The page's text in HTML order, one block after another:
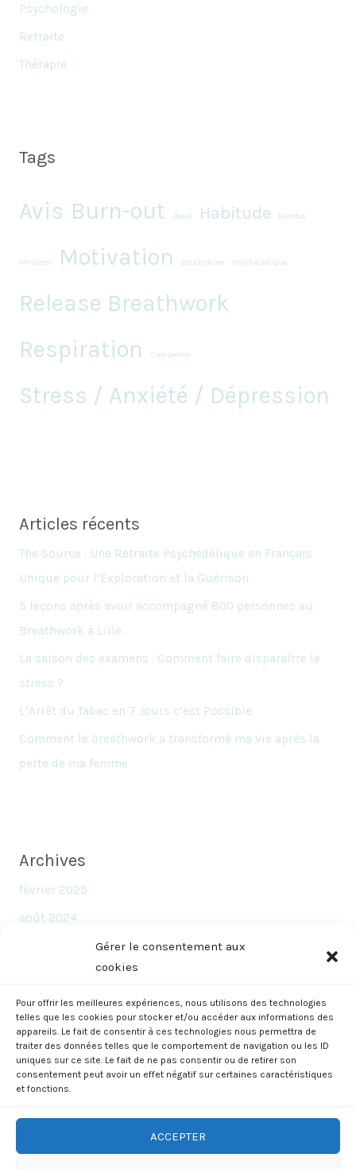
Gérer le consentement aux
cookies
Pour offrir les meilleures expériences, nous utilisons des technologies
telles que les cookies pour stocker et/ou accéder aux informations des
appareils. Le fait de consentir à ces technologies nous permettra de
traiter des données telles que le comportement de navigation ou les ID
uniques sur ce site. Le fait de ne pas consentir ou de retirer son
consentement peut avoir un effet négatif sur certaines caractéristiques
et fonctions.
ACCEPTER
Psychologie
Retraite
Thérapie
Tags
Avis Burn-out deuil Habitude Kambo
Mindset Motivation psilocybine Psychédélique
Release Breathwork
Respiration
San pedro
Stress / Anxiété / Dépression
Articles récents
The Source : Une Retraite Psychédélique en Français
Unique pour l’Exploration et la Guérison
5 leçons après avoir accompagné 800 personnes au
Breathwork à Lille
La saison des examens : Comment faire disparaître le
stress ?
L’Arrêt du Tabac en 7 Jours c’est Possible
Comment le breathwork a transformé ma vie après la
perte de ma femme
Archives
février 2025
août 2024
novembre 2023
octobre 2023
septembre 2023
73 rue Delbos, Bordeaux, FRANCE | Tel: +33667722262 | Email: